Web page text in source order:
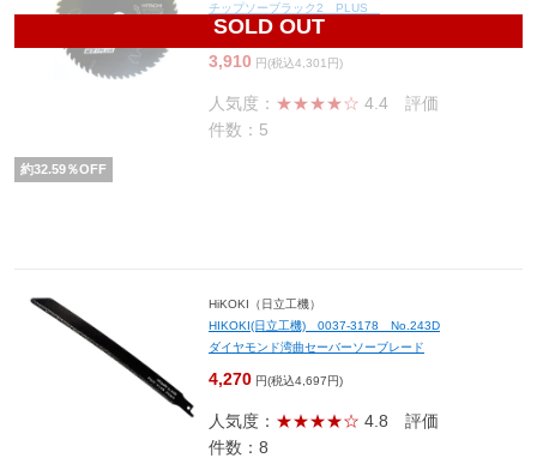
SOLD OUT
チップソーブラック2 PLUS
165mm×54P
3,910 円(税込4,301円)
人気度： ★★★★☆ 4.4 評価
件数：5
約32.59％OFF
HiKOKI（日立工機）
HIKOKI(日立工機) 0037-3178 No.243D
ダイヤモンド湾曲セーバーソーブレード
4,270 円(税込4,697円)
人気度： ★★★★☆ 4.8 評価
件数：8